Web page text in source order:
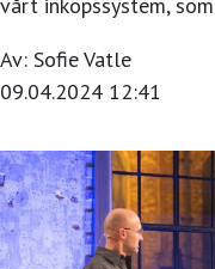
Av: Sofie Vatle
09.04.2024 12:41